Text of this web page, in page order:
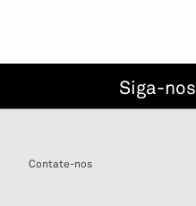
Siga-nos
Contate-nos